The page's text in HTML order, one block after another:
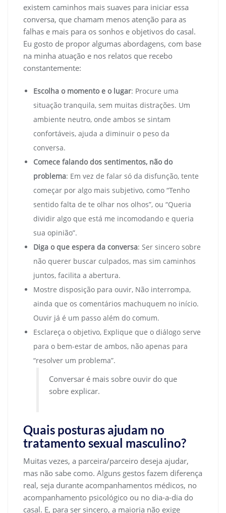
existem caminhos mais suaves para iniciar essa
conversa, que chamam menos atenção para as
falhas e mais para os sonhos e objetivos do casal.
Eu gosto de propor algumas abordagens, com base
na minha atuação e nos relatos que recebo
constantemente:
Escolha o momento e o lugar: Procure uma
situação tranquila, sem muitas distrações. Um
ambiente neutro, onde ambos se sintam
confortáveis, ajuda a diminuir o peso da
conversa.
Comece falando dos sentimentos, não do
problema: Em vez de falar só da disfunção, tente
começar por algo mais subjetivo, como “Tenho
sentido falta de te olhar nos olhos”, ou “Queria
dividir algo que está me incomodando e queria
sua opinião”.
Diga o que espera da conversa: Ser sincero sobre
não querer buscar culpados, mas sim caminhos
juntos, facilita a abertura.
Mostre disposição para ouvir, Não interrompa,
ainda que os comentários machuquem no início.
Ouvir já é um passo além do comum.
Esclareça o objetivo, Explique que o diálogo serve
para o bem-estar de ambos, não apenas para
“resolver um problema”.
Conversar é mais sobre ouvir do que
sobre explicar.
Quais posturas ajudam no
tratamento sexual masculino?
Muitas vezes, a parceira/parceiro deseja ajudar,
mas não sabe como. Alguns gestos fazem diferença
real, seja durante acompanhamentos médicos, no
acompanhamento psicológico ou no dia-a-dia do
casal. E, para ser sincero, a maioria não exige